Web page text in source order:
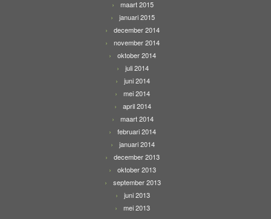
maart 2015
januari 2015
december 2014
november 2014
oktober 2014
juli 2014
juni 2014
mei 2014
april 2014
maart 2014
februari 2014
januari 2014
december 2013
oktober 2013
september 2013
juni 2013
mei 2013